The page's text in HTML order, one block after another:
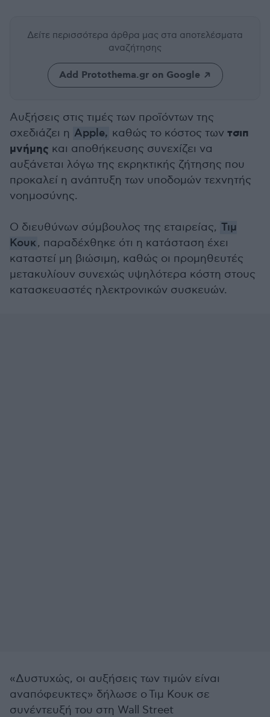
Δείτε περισσότερα άρθρα μας στα αποτελέσματα
αναζήτησης
Add Protothema.gr on Google
Αυξήσεις στις τιμές των προϊόντων της
σχεδιάζει η Apple, καθώς το κόστος των τσιπ
μνήμης και αποθήκευσης συνεχίζει να
αυξάνεται λόγω της εκρηκτικής ζήτησης που
προκαλεί η ανάπτυξη των υποδομών τεχνητής
νοημοσύνης.
Ο διευθύνων σύμβουλος της εταιρείας, Τιμ
Κουκ, παραδέχθηκε ότι η κατάσταση έχει
καταστεί μη βιώσιμη, καθώς οι προμηθευτές
μετακυλίουν συνεχώς υψηλότερα κόστη στους
κατασκευαστές ηλεκτρονικών συσκευών.
«Δυστυχώς, οι αυξήσεις των τιμών είναι
αναπόφευκτες» δήλωσε οΤιμ Κουκ σε
συνέντευξή του στη Wall Street